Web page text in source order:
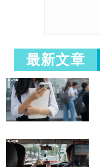
最新文章